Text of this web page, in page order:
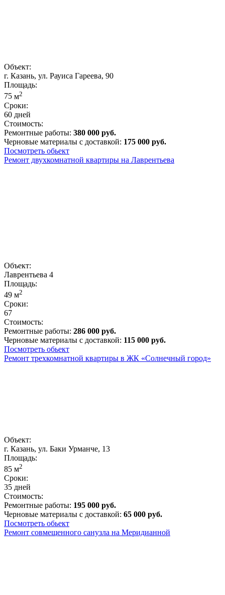
Объект:
г. Казань, ул. Рауиса Гареева, 90
Площадь:
75 м2
Сроки:
60 дней
Стоимость:
Ремонтные работы: 380 000 руб.
Черновые материалы с доставкой: 175 000 руб.
Посмотреть обьект
Ремонт двухкомнатной квартиры на Лаврентьева
Объект:
Лаврентьева 4
Площадь:
49 м2
Сроки:
67
Стоимость:
Ремонтные работы: 286 000 руб.
Черновые материалы с доставкой: 115 000 руб.
Посмотреть обьект
Ремонт трехкомнатной квартиры в ЖК «Солнечный город»
Объект:
г. Казань, ул. Баки Урманче, 13
Площадь:
85 м2
Сроки:
35 дней
Стоимость:
Ремонтные работы: 195 000 руб.
Черновые материалы с доставкой: 65 000 руб.
Посмотреть обьект
Ремонт совмещенного санузла на Меридианной